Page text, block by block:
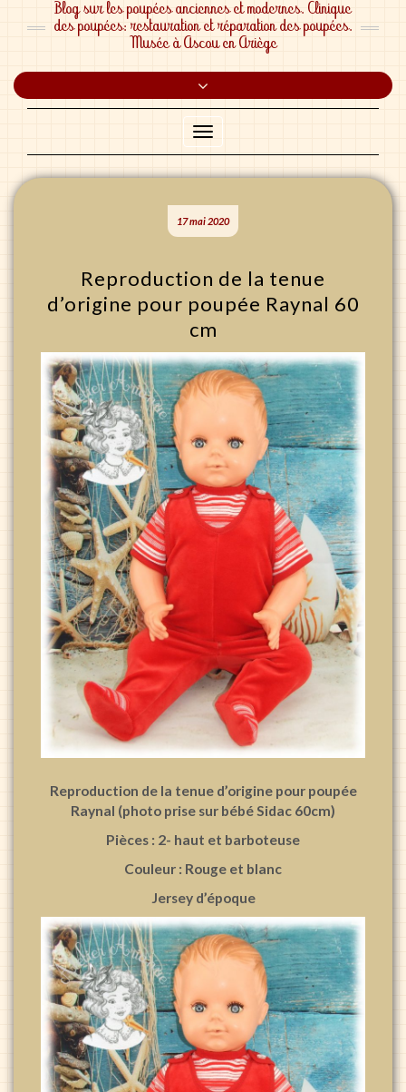
header
Blog sur les poupées anciennes et modernes. Clinique
des poupées: restauration et réparation des poupées.
Musée à Ascou en Ariège
Toggle
Navigation
17 mai 2020
Reproduction de la tenue
d’origine pour poupée Raynal 60
cm
Reproduction de la tenue d’origine pour poupée
Raynal (photo prise sur bébé Sidac 60cm)
Pièces : 2- haut et barboteuse
Couleur : Rouge et blanc
Jersey d’époque